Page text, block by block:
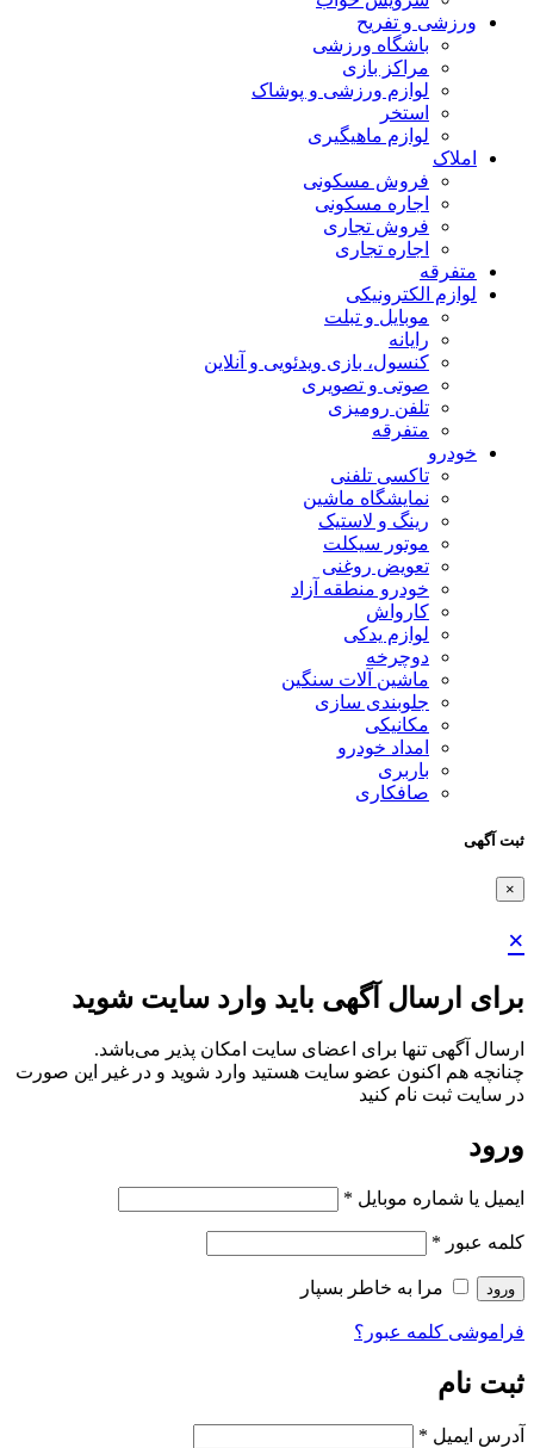
ورزشی و تفریح
باشگاه ورزشی
مراکز بازی
لوازم ورزشی و پوشاک
استخر
لوازم ماهیگیری
املاک
فروش مسکونی
اجاره مسکونی
فروش تجاری
اجاره تجاری
متفرقه
لوازم الکترونیکی
موبایل و تبلت
رایانه
کنسول، بازی‌ ویدئویی و آنلاین
صوتی و تصویری
تلفن رومیزی
متفرقه
خودرو
تاکسی تلفنی
نمایشگاه ماشین
رینگ و لاستیک
موتور سیکلت
تعویض روغنی
خودرو منطقه آزاد
کارواش
لوازم یدکی
دوچرخه
ماشین آلات سنگین
جلوبندی سازی
مکانیکی
امداد خودرو
باربری
صافکاری
ثبت آگهی
×
×
برای ارسال آگهی باید وارد سایت شوید
ارسال آگهی تنها برای اعضای سایت امکان پذیر می‌باشد.
چنانچه هم‌ اکنون عضو سایت هستید وارد شوید و در غیر این صورت
در سایت ثبت نام کنید
ورود
ایمیل یا شماره موبایل *
کلمه عبور *
ورود مرا به خاطر بسپار
فراموشی کلمه عبور؟
ثبت نام
آدرس ایمیل *